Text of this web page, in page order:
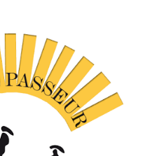
contemporaine (Cie du
revivre la mémoire des
chant, texte et danse. Atelier
avant la représentation,